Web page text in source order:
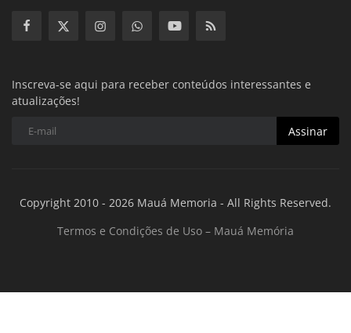
Inscreva-se aqui para receber conteúdos interessantes e
atualizações!
Assinar
Copyright 2010 - 2026 Mauá Memoria - All Rights Reserved.
Termos e Condições de Uso – Mauá Memória